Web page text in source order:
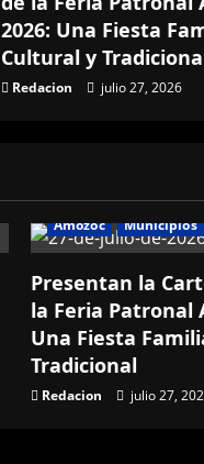
2026: Una Fiesta
Cultural y
Redacion julio 27, 2026
Amozoc Municipios
Presentan la
la Feria Patronal
Una Fiesta
Tradicional
Redacion julio 27,